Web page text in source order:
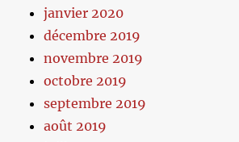
janvier 2020
décembre 2019
novembre 2019
octobre 2019
septembre 2019
août 2019